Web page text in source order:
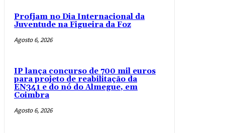
Profjam no Dia Internacional da
Juventude na Figueira da Foz
Agosto 6, 2026
IP lança concurso de 700 mil euros
para projeto de reabilitação da
EN341 e do nó do Almegue, em
Coimbra
Agosto 6, 2026